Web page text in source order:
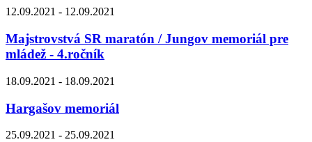
12.09.2021 - 12.09.2021
Majstrovstvá SR maratón / Jungov memoriál pre
mládež - 4.ročník
18.09.2021 - 18.09.2021
Hargašov memoriál
25.09.2021 - 25.09.2021